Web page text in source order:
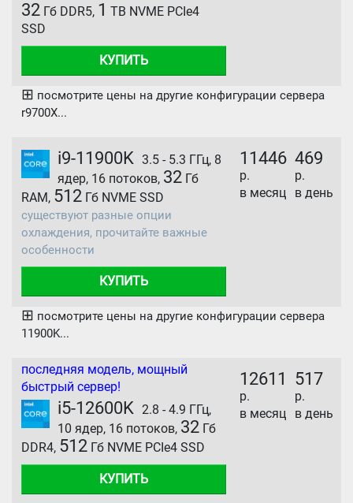
32 Гб DDR5, 1 TB NVME PCIe4
SSD
КУПИТЬ
⊞ посмотрите цены на другие конфигурации сервера
r9700X...
i9-11900K 3.5 - 5.3 ГГц, 8
ядер, 16 потоков, 32 Гб
RAM, 512 Гб NVME SSD
существуют разные опции
охлаждения, прочитайте важные
особенности
КУПИТЬ
11446
р.
в месяц
469
р.
в день
⊞ посмотрите цены на другие конфигурации сервера
11900K...
последняя модель, мощный
быстрый сервер!
i5-12600K
2.8 - 4.9 ГГц,
10 ядер, 16 потоков, 32 Гб
DDR4, 512 Гб NVME PCIe4 SSD
КУПИТЬ
12611
р.
в месяц
517
р.
в день